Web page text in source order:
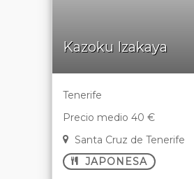
Kazoku Izakaya
Tenerife
Precio medio 40 €
Santa Cruz de Tenerife
JAPONESA